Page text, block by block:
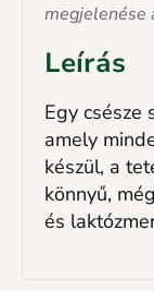
megjelenése
Leírás
Egy csésze
amely
készül, a
könnyű,
és